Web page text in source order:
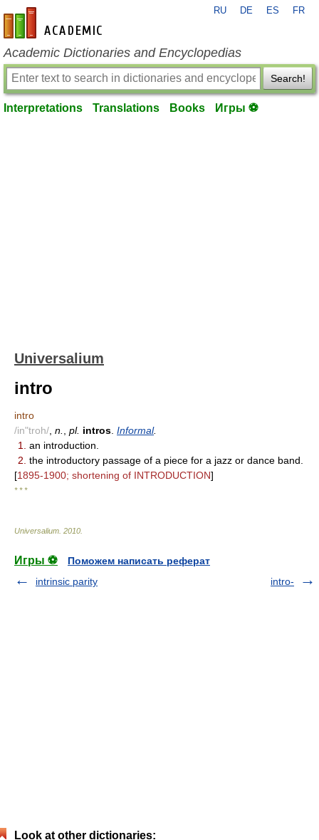
en-academic.com
RU DE ES FR
Academic Dictionaries and Encyclopedias
Search!
Interpretations Translations Books Игры ⚽
Universalium
intro
intro
/in"troh/ n. pl. intros Informal.
1.
an introduction.
2. the introductory passage of a piece for a jazz or dance band.
[1895-1900; shortening of INTRODUCTION]
* * *
Universalium 2010
Игры ⚽
Поможем написать реферат
intrinsic parity
intro-
Look at other dictionaries: